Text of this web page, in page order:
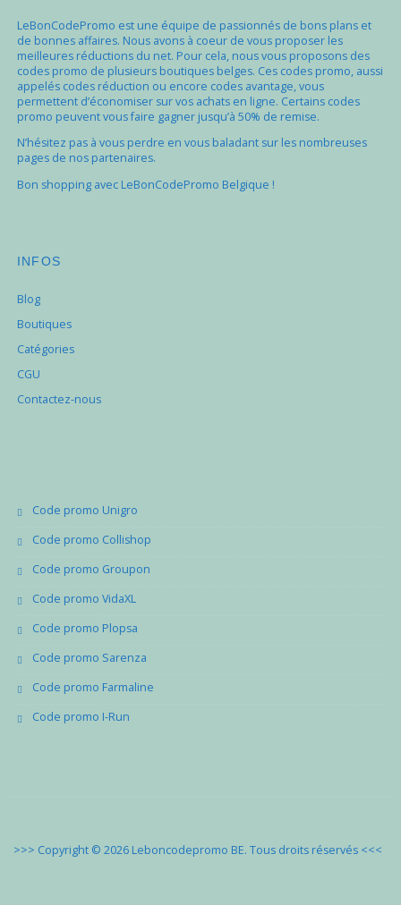
LeBonCodePromo est une équipe de passionnés de bons plans et
de bonnes affaires. Nous avons à coeur de vous proposer les
meilleures réductions du net. Pour cela, nous vous proposons des
codes promo de plusieurs boutiques belges. Ces codes promo, aussi
appelés codes réduction ou encore codes avantage, vous
permettent d’économiser sur vos achats en ligne. Certains codes
promo peuvent vous faire gagner jusqu’à 50% de remise.
N’hésitez pas à vous perdre en vous baladant sur les nombreuses
pages de nos partenaires.
Bon shopping avec LeBonCodePromo Belgique !
INFOS
Blog
Boutiques
Catégories
CGU
Contactez-nous
Code promo Unigro
Code promo Collishop
Code promo Groupon
Code promo VidaXL
Code promo Plopsa
Code promo Sarenza
Code promo Farmaline
Code promo I-Run
>>> Copyright © 2026 Leboncodepromo BE. Tous droits réservés <<<